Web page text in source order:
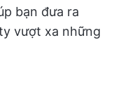
bạn đưa ra
vượt xa những